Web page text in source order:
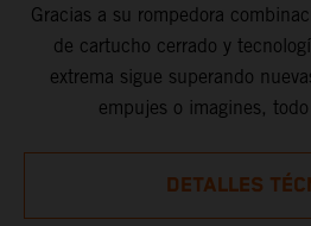
Gracias a su rompedora
de cartucho cerrado y
extrema sigue superando
empujes o imagines,
DETALLES